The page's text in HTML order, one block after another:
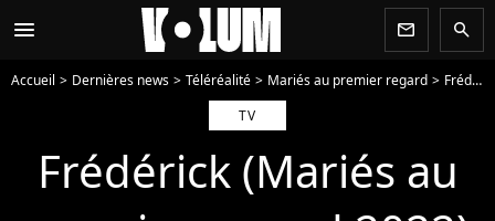
menu newsletter search
Accueil Dernières news Téléréalité Mariés au premier regard
Frédérick (Mariés au premier regard 2022) en couple avec Cyndie après avoir divorcé d'Emilie ? Il répond à la rumeur
TV
Frédérick (Mariés au